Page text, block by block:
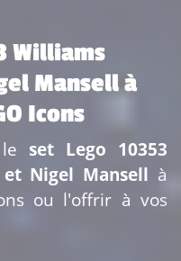
Williams
Mansell à
Icons
set Lego 10353
et Nigel Mansell à
ou l'offrir à vos